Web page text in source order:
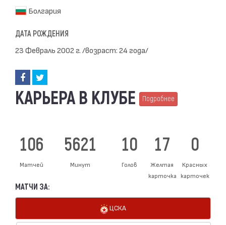
Болгария
ДАТА РОЖДЕНИЯ
23 Февраль 2002 г. /возраст: 24 года/
КАРЬЕРА В КЛУБЕ Подробнее
106
Матчей
5621
Минут
10
Голов
17
Желтая
карточка
0
Красных
карточек
МАТЧИ ЗА:
ЦСКА